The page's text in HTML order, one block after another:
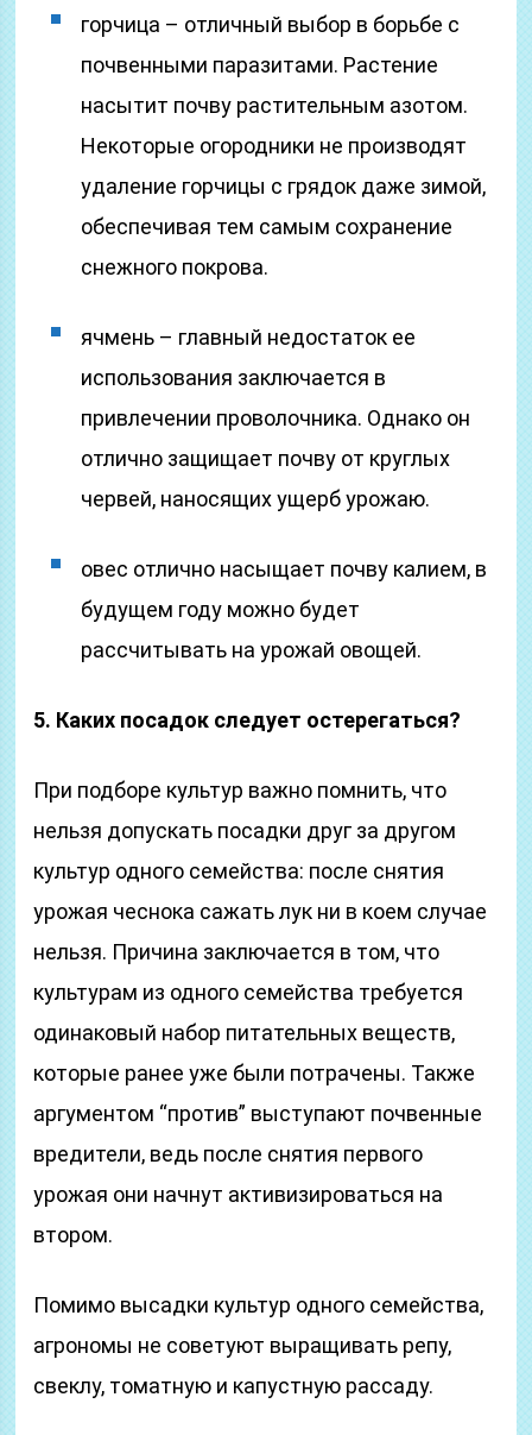
горчица – отличный выбор в борьбе с
почвенными паразитами. Растение
насытит почву растительным азотом.
Некоторые огородники не производят
удаление горчицы с грядок даже зимой,
обеспечивая тем самым сохранение
снежного покрова.
ячмень – главный недостаток ее
использования заключается в
привлечении проволочника. Однако он
отлично защищает почву от круглых
червей, наносящих ущерб урожаю.
овес отлично насыщает почву калием, в
будущем году можно будет
рассчитывать на урожай овощей.
5. Каких посадок следует остерегаться?
При подборе культур важно помнить, что
нельзя допускать посадки друг за другом
культур одного семейства: после снятия
урожая чеснока сажать лук ни в коем случае
нельзя. Причина заключается в том, что
культурам из одного семейства требуется
одинаковый набор питательных веществ,
которые ранее уже были потрачены. Также
аргументом “против” выступают почвенные
вредители, ведь после снятия первого
урожая они начнут активизироваться на
втором.
Помимо высадки культур одного семейства,
агрономы не советуют выращивать репу,
свеклу, томатную и капустную рассаду.